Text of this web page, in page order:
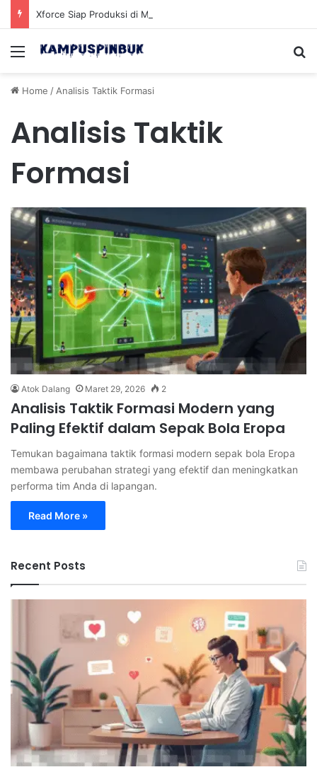
Menu
Home /Analisis Taktik Formasi
Analisis Taktik
Formasi
Atok Dalang Maret 29, 2026 2
Analisis Taktik Formasi Modern yang
Paling Efektif dalam Sepak Bola Eropa
Temukan bagaimana taktik formasi modern sepak bola Eropa
membawa perubahan strategi yang efektif dan meningkatkan
performa tim Anda di lapangan.
Read More »
Recent Posts